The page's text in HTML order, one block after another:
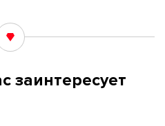
заинтересует